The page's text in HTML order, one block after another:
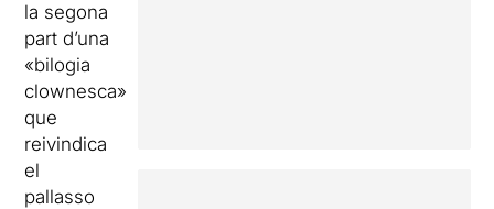
la segona
part d’una
«bilogia
clownesca»
que
reivindica
el
pallasso